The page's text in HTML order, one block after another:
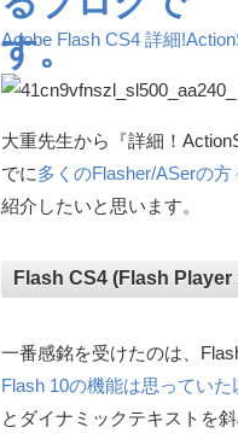
Adobe Flash CS4 詳細
大重先生から『詳細！
でに多くのFlasher/ASerの方
紹介したいと思います。
Flash CS4 (Flash Player
一番感銘を受けたのは、
Flash 10の機能は思ってい
とダイナミックテキストを